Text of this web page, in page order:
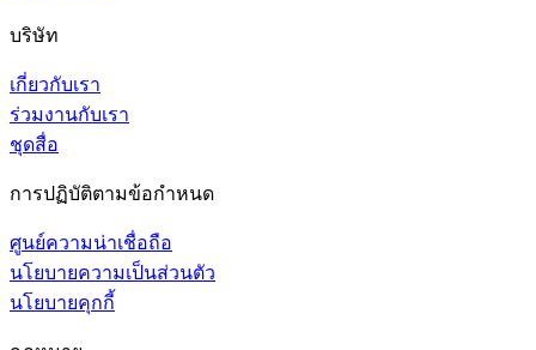
บริษัท
เกี่ยวกับเรา
ร่วมงานกับเรา
ชุดสื่อ
การปฏิบัติตามข้อกำหนด
ศูนย์ความน่าเชื่อถือ
นโยบายความเป็นส่วนตัว
นโยบายคุกกี้